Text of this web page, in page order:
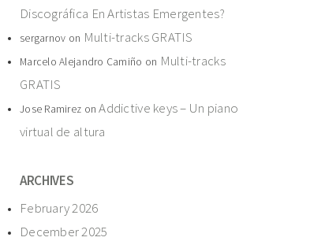
Discográfica En Artistas Emergentes?
sergarnov on Multi-tracks GRATIS
Marcelo Alejandro Camiño on Multi-tracks
GRATIS
Jose Ramirez onAddictive keys – Un piano
virtual de altura
ARCHIVES
February 2026
December 2025